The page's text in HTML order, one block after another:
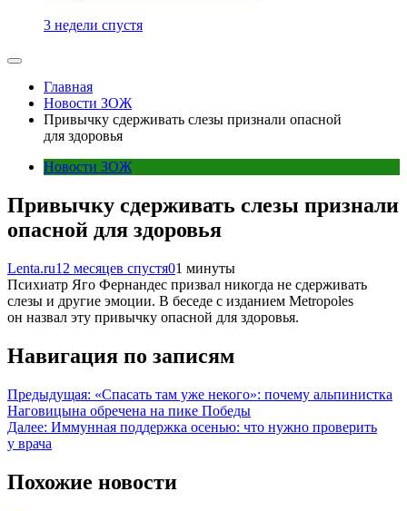
3 недели спустя
Главная
Новости ЗОЖ
Привычку сдерживать слезы признали опасной
для здоровья
Новости ЗОЖ
Привычку сдерживать слезы признали
опасной для здоровья
Lenta.ru12 месяцев спустя01 минуты
Психиатр Яго Фернандес призвал никогда не сдерживать
слезы и другие эмоции. В беседе с изданием Metropoles
он назвал эту привычку опасной для здоровья.
Навигация по записям
Предыдущая: «Спасать там уже некого»: почему альпинистка
Наговицына обречена на пике Победы
Далее: Иммунная поддержка осенью: что нужно проверить
у врача
Похожие новости